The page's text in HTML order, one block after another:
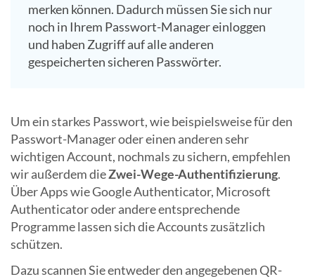
merken können. Dadurch müssen Sie sich nur
noch in Ihrem Passwort-Manager einloggen
und haben Zugriff auf alle anderen
gespeicherten sicheren Passwörter.
Um ein starkes Passwort, wie beispielsweise für den
Passwort-Manager oder einen anderen sehr
wichtigen Account, nochmals zu sichern, empfehlen
wir außerdem dieZwei-Wege-Authentifizierung.
Über Apps wie Google Authenticator, Microsoft
Authenticator oder andere entsprechende
Programme lassen sich die Accounts zusätzlich
schützen.
Dazu scannen Sie entweder den angegebenen QR-